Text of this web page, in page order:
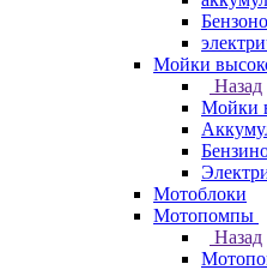
Мойки
Назад
Мойки
Мотоблоки
Мотопомпы
Назад